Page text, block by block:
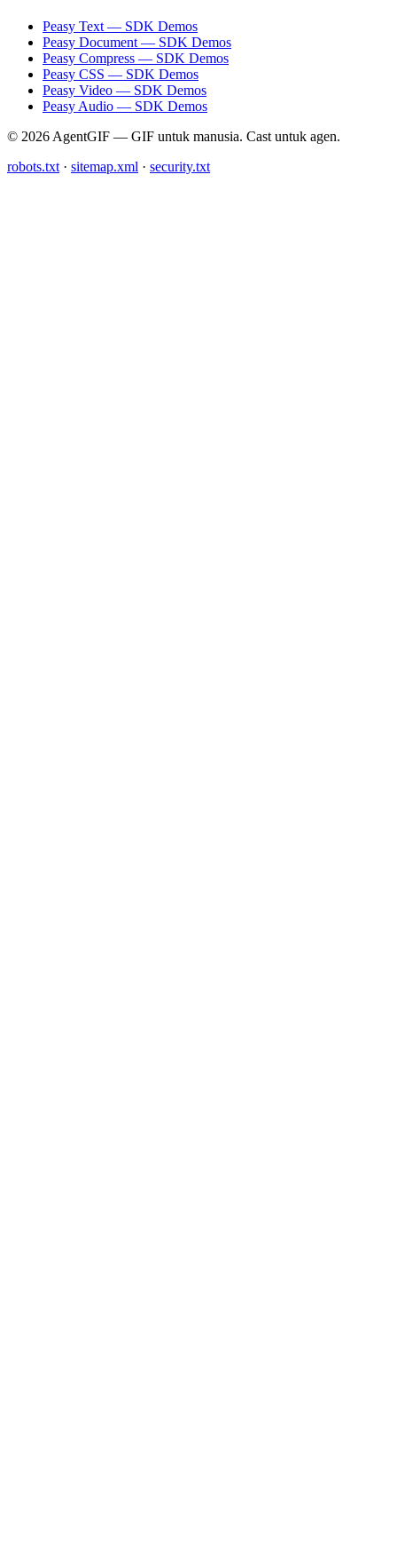
Peasy Text — SDK Demos
Peasy Document — SDK Demos
Peasy Compress — SDK Demos
Peasy CSS — SDK Demos
Peasy Video — SDK Demos
Peasy Audio — SDK Demos
© 2026 AgentGIF — GIF untuk manusia. Cast untuk agen.
robots.txt · sitemap.xml · security.txt